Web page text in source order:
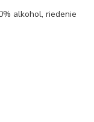
alkohol, riedenie